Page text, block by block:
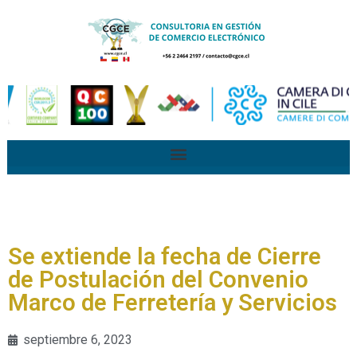
Se extiende la fecha de Cierre
de Postulación del Convenio
Marco de Ferretería y Servicios
septiembre 6, 2023